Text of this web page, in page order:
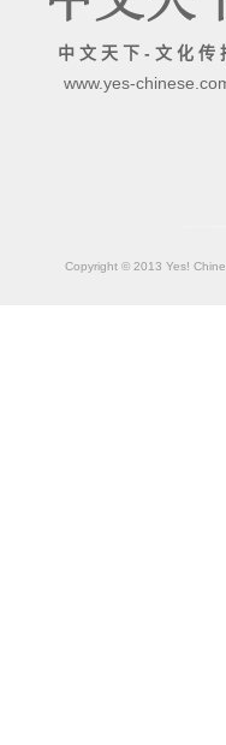
中 文 天 下 - 文 化 传
www.yes-
Copyright © 2013 Yes!